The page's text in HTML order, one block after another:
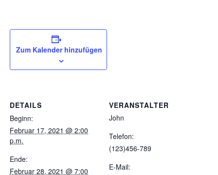
Zum Kalender hinzufügen
DETAILS
Beginn:
Februar 17, 2021 @ 2:00
p.m.
Ende:
Februar 28, 2021 @ 7:00
VERANSTALTER
John
Telefon:
(123)456-789
E-Mail: